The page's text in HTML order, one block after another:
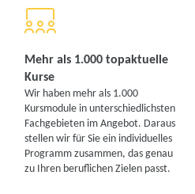
Mehr als 1.000 topaktuelle
Kurse
Wir haben mehr als 1.000
Kursmodule in unterschiedlichsten
Fachgebieten im Angebot. Daraus
stellen wir für Sie ein individuelles
Programm zusammen, das genau
zu Ihren beruflichen Zielen passt.